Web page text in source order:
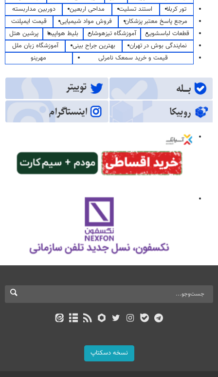
تور کربلا
استند تسلیت مداحی اربعین
دوربین مداربسته
مرجع پاسخ معتبر پزشکان
فروش مواد شیمیایی
قیمت ایمپلنت
قطعات لباسشویی
آموزشگاه تیزهوشان بلیط هواپیما
پرشین هتل
نمایندگی بوش در تهران
بهترین جراح بینی
آموزشگاه زبان ملل
قیمت و خرید سمعک نامرئی
مهرینو
نسخه دسکتاپ